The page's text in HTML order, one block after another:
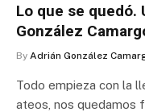
Lo que se quedó.
González
By Adrián González
Todo empieza con la
ateos, nos quedamos